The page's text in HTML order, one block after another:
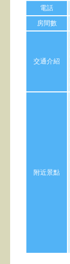
電話
房間數
交通介紹
附近景點